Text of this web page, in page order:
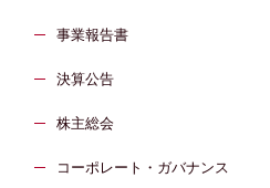
事業報告書
決算公告
株主総会
コーポレート・ガバナンス